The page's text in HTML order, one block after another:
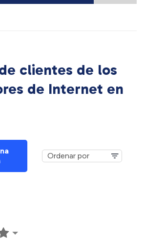
clientes de los
de Internet en